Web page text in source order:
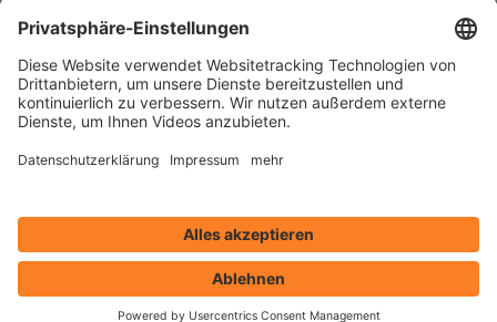
Computer steuern (UK, AAC)
Spielen & Lernen
Selber machen?!!
Downloads: Software und Computer-Tipps
Windows anpassen
Eingestellte Produkte